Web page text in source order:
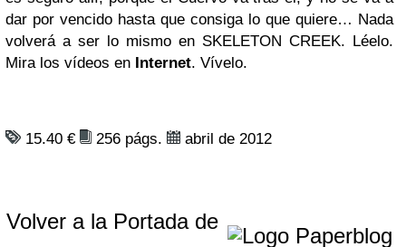
dar por vencido hasta que consiga lo que quiere… Nada
volverá a ser lo mismo en SKELETON CREEK. Léelo.
Mira los vídeos en Internet. Vívelo.
15.40 € 256 págs. abril de 2012
Volver a la Portada de